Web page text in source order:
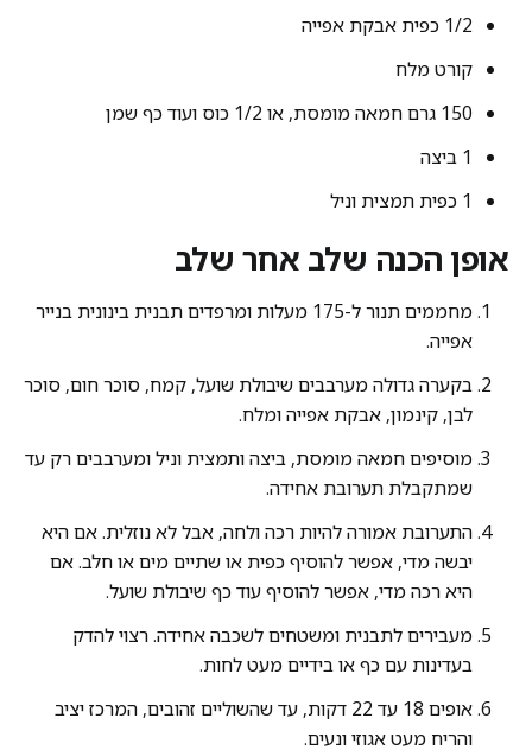
1/2 כפית אבקת אפייה
קורט מלח
150 גרם חמאה מומסת, או 1/2 כוס ועוד כף שמן
1 ביצה
1 כפית תמצית וניל
אופן הכנה שלב אחר שלב
מחממים תנור ל-175 מעלות ומרפדים תבנית בינונית בנייר
אפייה.
בקערה גדולה מערבבים שיבולת שועל, קמח, סוכר חום, סוכר
לבן, קינמון, אבקת אפייה ומלח.
מוסיפים חמאה מומסת, ביצה ותמצית וניל ומערבבים רק עד
שמתקבלת תערובת אחידה.
התערובת אמורה להיות רכה ולחה, אבל לא נוזלית. אם היא
יבשה מדי, אפשר להוסיף כפית או שתיים מים או חלב. אם
היא רכה מדי, אפשר להוסיף עוד כף שיבולת שועל.
מעבירים לתבנית ומשטחים לשכבה אחידה. רצוי להדק
בעדינות עם כף או בידיים מעט לחות.
אופים 18 עד 22 דקות, עד שהשוליים זהובים, המרכז יציב
והריח מעט אגוזי ונעים.